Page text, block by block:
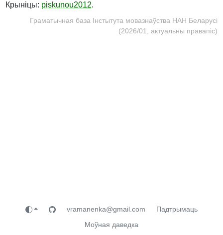
Крыніцы: piskunou2012.
Граматычная база Інстытута мовазнаўства НАН Беларусі
(2026/01, актуальны правапіс)
vramanenka@gmail.com
Падтрымаць
Моўная даведка